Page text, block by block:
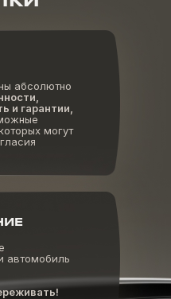
абсолютно
и гарантии,
могут
автомобиль